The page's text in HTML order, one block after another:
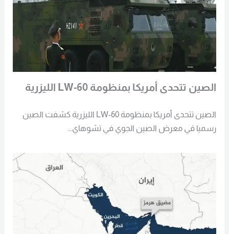
الصين تتحدى أمريكا بمنظومة LW-60 الليزرية
الصين تتحدى أمريكا بمنظومة LW-60 الليزرية كشفت الصين
رسميا في معرض الصين الجوي في تشوهاي…